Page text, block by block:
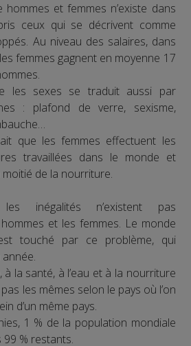
hommes et femmes n’existe dans
ceux qui se décrivent comme
Au niveau des salaires, dans
femmes gagnent en moyenne 17
les sexes se traduit aussi par
: plafond de verre, sexisme,
que les femmes effectuent les
travaillées dans le monde et
de la nourriture.
les inégalités n’existent pas
et les femmes. Le monde
touché par ce problème, qui
année.
à la santé, à l’eau et à la nourriture
les mêmes selon le pays où l’on
d’un même pays.
1 % de la population mondiale
% restants.